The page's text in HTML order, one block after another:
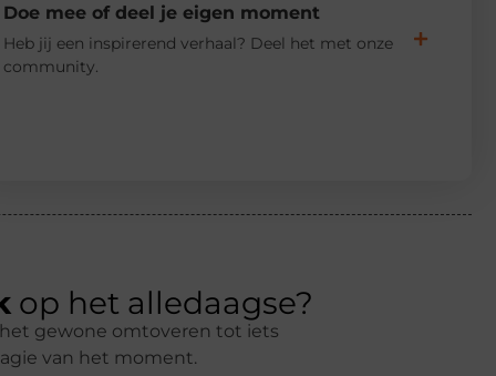
Doe mee of deel je eigen moment
Heb jij een inspirerend verhaal? Deel het met onze
community.
op het alledaagse?
gewone omtoveren tot iets
van het moment.